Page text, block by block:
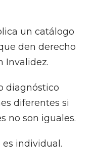
un catálogo
den derecho
Invalidez.
diagnóstico
diferentes si
no son iguales.
es individual.